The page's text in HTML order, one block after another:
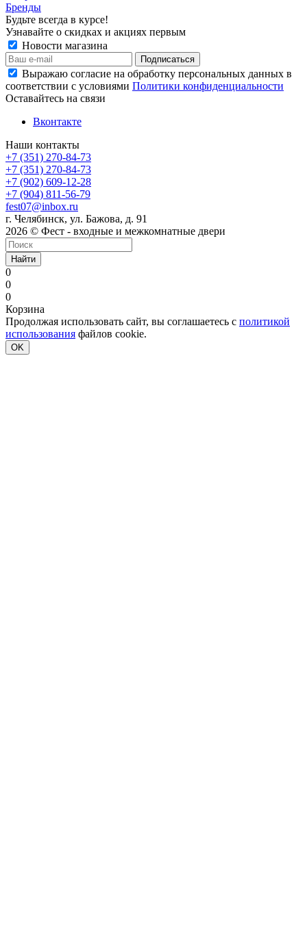
Бренды
Будьте всегда в курсе!
Узнавайте о скидках и акциях первым
Новости магазина
Выражаю согласие на обработку персональных данных в
соответствии с условиями Политики конфиденциальности
Оставайтесь на связи
Вконтакте
Наши контакты
+7 (351) 270-84-73
+7 (351) 270-84-73
+7 (902) 609-12-28
+7 (904) 811-56-79
fest07@inbox.ru
г. Челябинск, ул. Бажова, д. 91
2026 © Фест - входные и межкомнатные двери
Найти
0
0
0
Корзина
Продолжая использовать сайт, вы соглашаетесь с политикой
использования файлов cookie.
OK